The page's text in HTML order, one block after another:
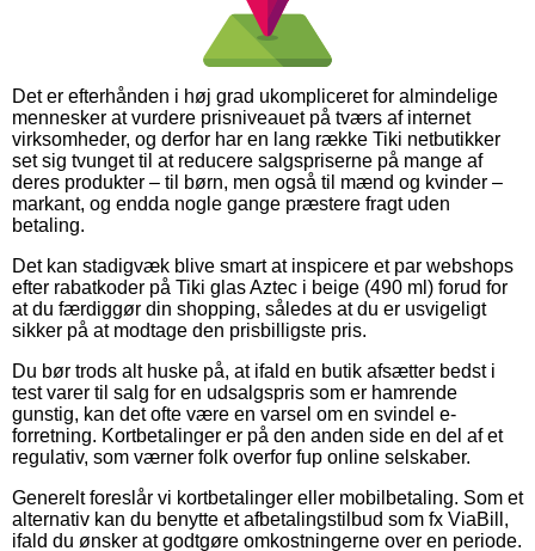
Det er efterhånden i høj grad ukompliceret for almindelige
mennesker at vurdere prisniveauet på tværs af internet
virksomheder, og derfor har en lang række Tiki netbutikker
set sig tvunget til at reducere salgspriserne på mange af
deres produkter – til børn, men også til mænd og kvinder –
markant, og endda nogle gange præstere fragt uden
betaling.
Det kan stadigvæk blive smart at inspicere et par webshops
efter rabatkoder på Tiki glas Aztec i beige (490 ml) forud for
at du færdiggør din shopping, således at du er usvigeligt
sikker på at modtage den prisbilligste pris.
Du bør trods alt huske på, at ifald en butik afsætter bedst i
test varer til salg for en udsalgspris som er hamrende
gunstig, kan det ofte være en varsel om en svindel e-
forretning. Kortbetalinger er på den anden side en del af et
regulativ, som værner folk overfor fup online selskaber.
Generelt foreslår vi kortbetalinger eller mobilbetaling. Som et
alternativ kan du benytte et afbetalingstilbud som fx ViaBill,
ifald du ønsker at godtgøre omkostningerne over en periode.